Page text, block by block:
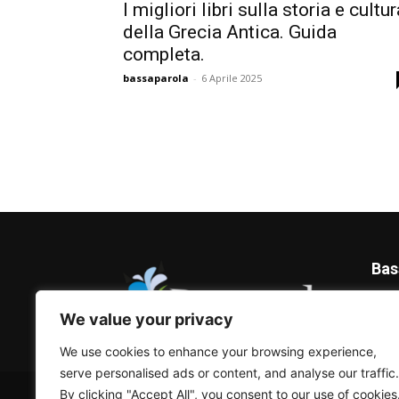
We value your privacy
We use cookies to enhance your browsing experience,
serve personalised ads or content, and analyse our traffic.
By clicking "Accept All", you consent to our use of cookies.
I migliori libri sulla storia e
della Grecia Antica. Guida
completa.
bassaparola - 6 Aprile 2025
© Bassaparola.it 2015-2025